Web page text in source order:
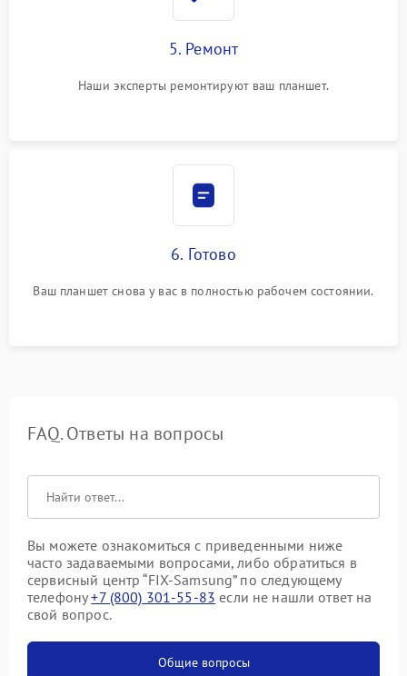
5. Ремонт
Наши эксперты ремонтируют ваш планшет.
6. Готово
Ваш планшет снова у вас в полностью рабочем состоянии.
FAQ. Ответы на вопросы
Вы можете ознакомиться с приведенными ниже
часто задаваемыми вопросами, либо обратиться в
сервисный центр “FIX-Samsung” по следующему
телефону+7 (800) 301-55-83 если не нашли ответ на
свой вопрос.
Общие вопросы